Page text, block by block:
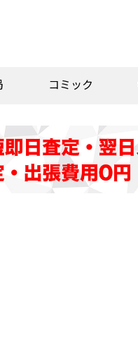
コミック